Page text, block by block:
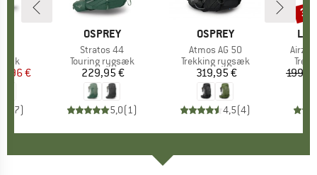
pris
€
7)
MÆRKE
OSPREY
Artikel
Stratos 44
Produktgruppe
Touring rygsæk
Pris
229,95 €
5,0(1)
MÆRKE
OSPREY
Artikel
Atmos AG 50
Produktgruppe
Trekking rygsæk
Pris
319,95 €
4,5(4)
Artikel